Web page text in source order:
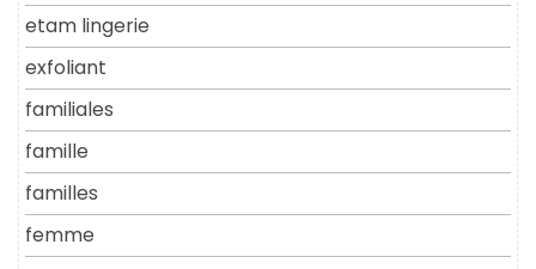
etam lingerie
exfoliant
familiales
famille
familles
femme